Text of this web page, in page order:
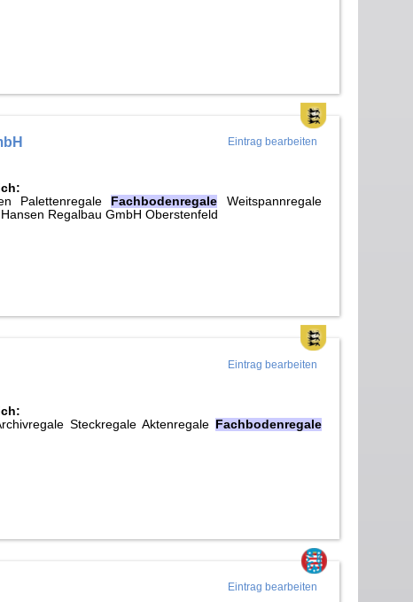
Eintrag bearbeiten
Palettenregale
Fachbodenregale Weitspannregale
Regalbau GmbH Oberstenfeld
Eintrag bearbeiten
Steckregale Aktenregale Fachbodenregale
Eintrag bearbeiten